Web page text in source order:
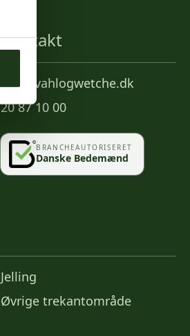
Kontakt
info@vahlogwetche.dk
20 87 10 00
BRANCHEAUTORISERET
Danske Bedemænd
Jelling
Øvrige trekantområde